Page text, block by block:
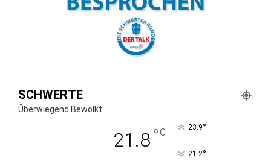
SCHWERTE
Überwiegend Bewölkt
21.8°C 23.9°
21.2°